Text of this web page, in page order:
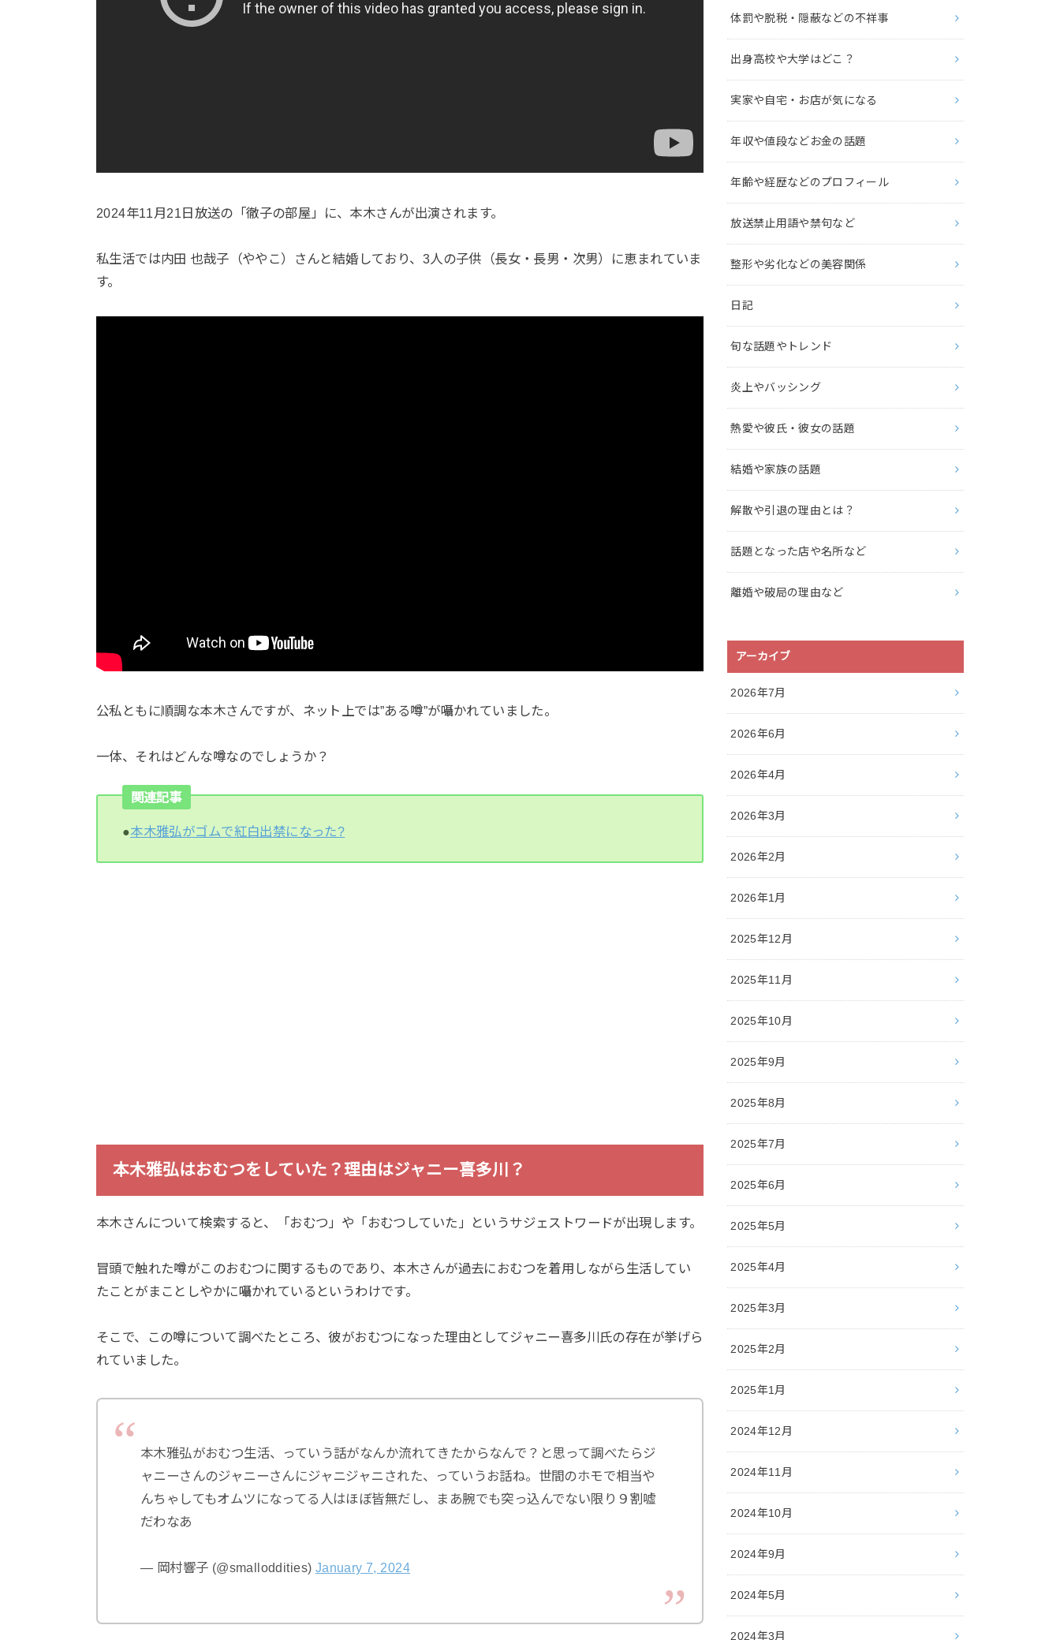
2024年11月21日放送の「徹子の部屋」に、本木さんが出演されます。
私生活では内田 也哉子（ややこ）さんと結婚しており、3人の子供（長女・長男・次男）に恵まれていま
す。
公私ともに順調な本木さんですが、ネット上では”ある噂”が囁かれていました。
一体、それはどんな噂なのでしょうか？
関連記事
●本木雅弘がゴムで紅白出禁になった?
本木雅弘はおむつをしていた？理由はジャニー喜多川？
本木さんについて検索すると、「おむつ」や「おむつしていた」というサジェストワードが出現します。
冒頭で触れた噂がこのおむつに関するものであり、本木さんが過去におむつを着用しながら生活してい
たことがまことしやかに囁かれているというわけです。
そこで、この噂について調べたところ、彼がおむつになった理由としてジャニー喜多川氏の存在が挙げら
れていました。
本木雅弘がおむつ生活、っていう話がなんか流れてきたからなんで？と思って調べたらジ
ャニーさんのジャニーさんにジャニジャニされた、っていうお話ね。世間のホモで相当や
んちゃしてもオムツになってる人はほぼ皆無だし、まあ腕でも突っ込んでない限り９割嘘
だわなあ
— 岡村響子 (@smalloddities) January 7, 2024
体罰や脱税・隠蔽などの不祥事
出身高校や大学はどこ？
実家や自宅・お店が気になる
年収や値段などお金の話題
年齢や経歴などのプロフィール
放送禁止用語や禁句など
整形や劣化などの美容関係
日記
旬な話題やトレンド
炎上やバッシング
熱愛や彼氏・彼女の話題
結婚や家族の話題
解散や引退の理由とは？
話題となった店や名所など
離婚や破局の理由など
アーカイブ
2026年7月
2026年6月
2026年4月
2026年3月
2026年2月
2026年1月
2025年12月
2025年11月
2025年10月
2025年9月
2025年8月
2025年7月
2025年6月
2025年5月
2025年4月
2025年3月
2025年2月
2025年1月
2024年12月
2024年11月
2024年10月
2024年9月
2024年5月
2024年3月